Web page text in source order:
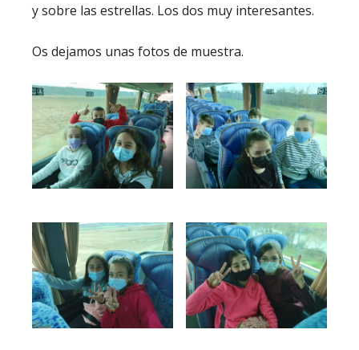
y sobre las estrellas. Los dos muy interesantes.
Os dejamos unas fotos de muestra.